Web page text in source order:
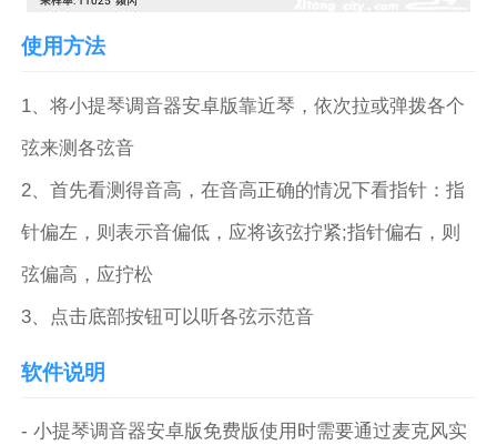
使用方法
1、将小提琴调音器安卓版靠近琴，依次拉或弹拨各个
弦来测各弦音
2、首先看测得音高，在音高正确的情况下看指针：指
针偏左，则表示音偏低，应将该弦拧紧;指针偏右，则
弦偏高，应拧松
3、点击底部按钮可以听各弦示范音
软件说明
- 小提琴调音器安卓版免费版使用时需要通过麦克风实